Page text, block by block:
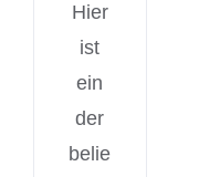
Hier
ist
ein
der
belie